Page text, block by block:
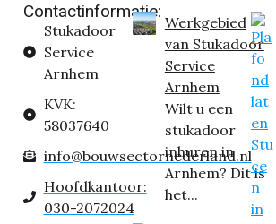
Contactinformatie:
Stukadoor
Service
Arnhem
KVK:
58037640
info@bouwsectornederland.nl
Hoofdkantoor:
030-2072024
Werkgebied
van Stukadoor
Service
Arnhem
Wilt u een
stukadoor
inhuren in
Arnhem? Dit is
het...